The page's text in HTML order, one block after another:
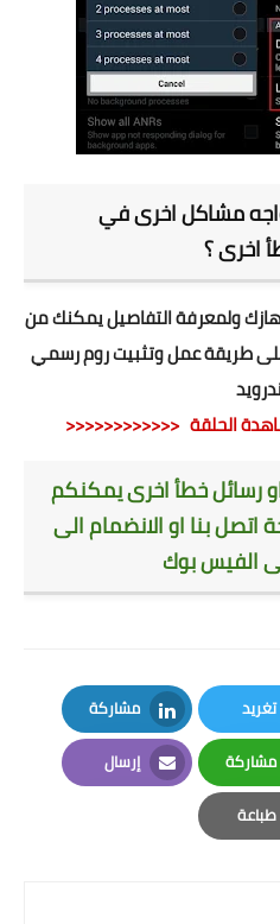
مشاكل اخرى في
اخرى ؟
ولمعرفة التفاصيل يمكنك من
طريقة عمل وتثبيت روم رسمي
الحلقة <<<<<<<<<<<<
رسائل خطأ اخرى يمكنكم
بنا او الانضمام الى
الفيس بوك
تغريد
Twitter
مشاركة
LinkedIn
مشاركة
Whatsapp
إرسال
Email
طباعة
Print